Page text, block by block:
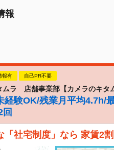
報
報有 自己PR不要
ムラ 店舗事業部【カメラのキタ
経験OK/残業月平均4.7h/
「社宅制度」なら 家賃2